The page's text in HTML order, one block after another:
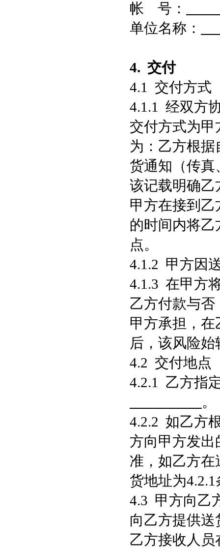
帐 号：
单位名称：
4. 交付
4.1 交付方式
4.1.1 经双方
交付方式为
为：乙方根
货通知（传
该记载明确乙
甲方在接到
的时间内将
点。
4.1.2 甲方因
4.1.3 在甲方
乙方付款与
甲方承担，
后，该风险
4.2 交付地点
4.2.1 乙方指
。
4.2.2 如乙方
方向甲方发
准，如乙方
货地址为
4.3 甲方向乙
向乙方提供
乙方接收人